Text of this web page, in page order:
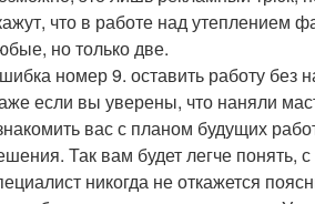
что в работе над утеплением
но только две.
номер 9. оставить работу без
если вы уверены, что наняли
вас с планом будущих
Так вам будет легче понять,
никогда не откажется